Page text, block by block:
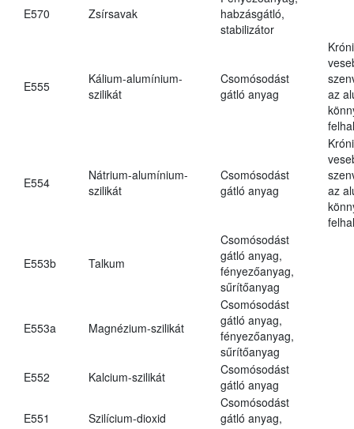
E570 Zsírsavak
habzásgátló,
stabilizátor
E555
Kálium-alumínium-
szilikát
Csomósodást
gátló anyag
az
E554
Nátrium-alumínium-
szilikát
Csomósodást
gátló anyag
az
E553b Talkum
Csomósodást
gátló anyag,
fényezőanyag,
sűrítőanyag
E553a Magnézium-szilikát
Csomósodást
gátló anyag,
fényezőanyag,
sűrítőanyag
E552
Kalcium-szilikát
Csomósodást
gátló anyag
E551 Szilícium-dioxid
Csomósodást
gátló anyag,